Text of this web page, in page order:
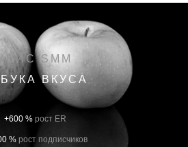
КЕЙС SMM
ВКУСА
+600 % рост ER
% рост подписчиков